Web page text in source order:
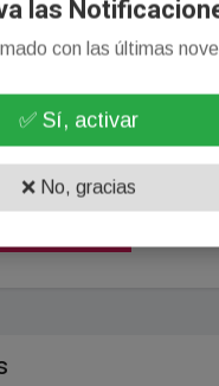
las
con las últimas
✅ Sí, activar
❌ No, gracias